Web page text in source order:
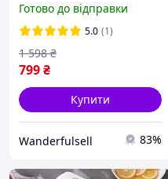
Вакуумного пакувальника
для тривалого зберігання
+ пакети в подарунок
Готово до відправки
5.0 (1)
799₴
1 598 ₴
Купити
Wanderfulsell 83%